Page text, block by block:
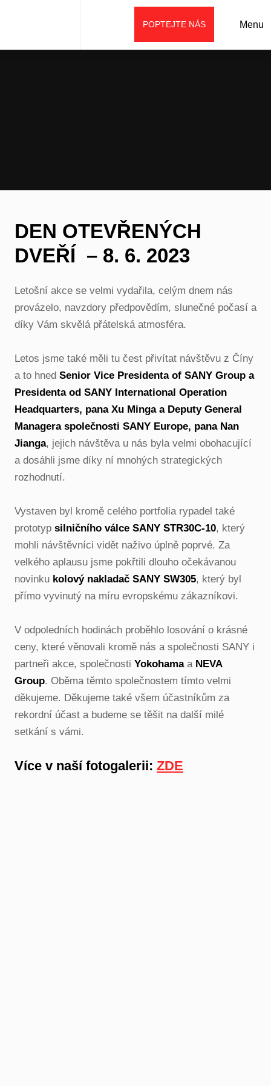
Menu
POPTEJTE NÁS
DEN OTEVŘENÝCH
DVEŘÍ – 8. 6. 2023
Letošní akce se velmi vydařila, celým dnem nás
provázelo, navzdory předpovědím, slunečné počasí a
díky Vám skvělá přátelská atmosféra.
Letos jsme také měli tu čest přivítat návštěvu z Číny
a to hned Senior Vice Presidenta of SANY Group a
Presidenta od SANY International Operation
Headquarters, pana Xu Minga a Deputy General
Managera společnosti SANY Europe, pana Nan
Jianga, jejich návštěva u nás byla velmi obohacující
a dosáhli jsme díky ní mnohých strategických
rozhodnutí.
Vystaven byl kromě celého portfolia rypadel také
prototyp silničního válce SANY STR30C-10, který
mohli návštěvníci vidět naživo úplně poprvé. Za
velkého aplausu jsme pokřtili dlouho očekávanou
novinku kolový nakladač SANY SW305, který byl
přímo vyvinutý na míru evropskému zákazníkovi.
V odpoledních hodinách proběhlo losování o krásné
ceny, které věnovali kromě nás a společnosti SANY i
partneři akce, společnosti Yokohamaa NEVA
Group. Oběma těmto společnostem tímto velmi
děkujeme. Děkujeme také všem účastníkům za
rekordní účast a budeme se těšit na další milé
setkání s vámi.
Více v naší fotogalerii: ZDE